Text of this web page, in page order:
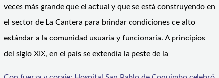
veces más grande que el actual y que se está construyendo en
el sector de La Cantera para brindar condiciones de alto
estándar a la comunidad usuaria y funcionaria. A principios
del siglo XIX, en el país se extendía la peste de la